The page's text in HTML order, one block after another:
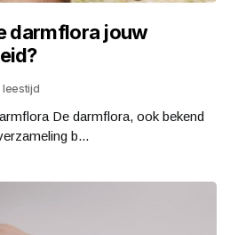
darmflora jouw
leestijd
De darmflora, ook bekend
b...